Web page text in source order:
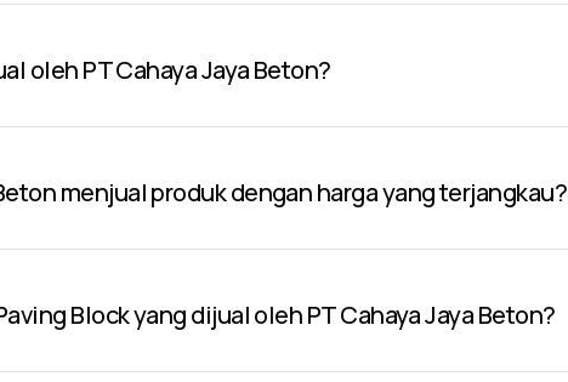
oleh PT Cahaya Jaya Beton?
menjual produk dengan harga yang terjangkau?
Block yang dijual oleh PT Cahaya Jaya Beton?